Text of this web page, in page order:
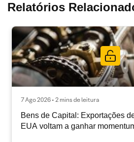
Relatórios
7 Ago 2026 • 2 mins de leitura
Bens de Capital: Exportações
EUA voltam a ganhar